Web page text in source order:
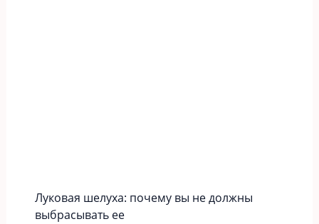
Луковая шелуха: почему вы не должны
выбрасывать ее